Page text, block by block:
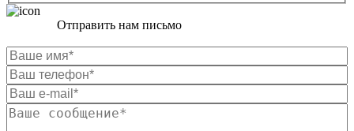
Отправить нам письмо